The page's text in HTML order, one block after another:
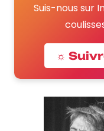
Suis-nous sur
☼